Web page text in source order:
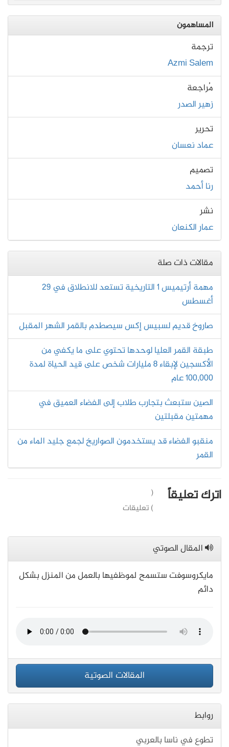
المساهمون
ترجمة
Azmi Salem
مُراجعة
زهير الصدر
تحرير
عماد نعسان
تصميم
رنا أحمد
نشر
عمار الكنعان
مقالات ذات صلة
مهمة أرتيميس 1 التاريخية تستعد للانطلاق في 29
أغسطس
صاروخ قديم لسبيس إكس سيصطدم بالقمر الشهر المقبل
طبقة القمر العليا لوحدها تحتوي على ما يكفي من
الأكسجين لإبقاء 8 مليارات شخص على قيد الحياة لمدة
100,000 عام
الصين ستبعث بتجارب طلاب إلى الفضاء العميق في
مهمتين مقبلتين
منقبو الفضاء قد يستخدمون الصواريخ لجمع جليد الماء من
القمر
اترك تعليقاً
(
) تعليقات
المقال الصوتي
مايكروسوفت ستسمح لموظفيها بالعمل من المنزل بشكل
دائم
المقالات الصوتية
روابط
تطوع في ناسا بالعربي